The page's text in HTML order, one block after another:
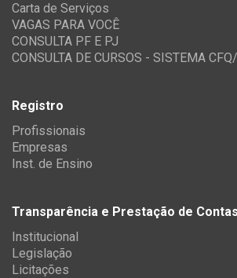
Carta de Serviços
VAGAS PARA VOCÊ
CONSULTA PF E PJ
CONSULTA DE CURSOS - SISTEMA
Registro
Profissionais
Empresas
Inst. de Ensino
Transparência e Prestação de Contas
Institucional
Legislação
Licitações